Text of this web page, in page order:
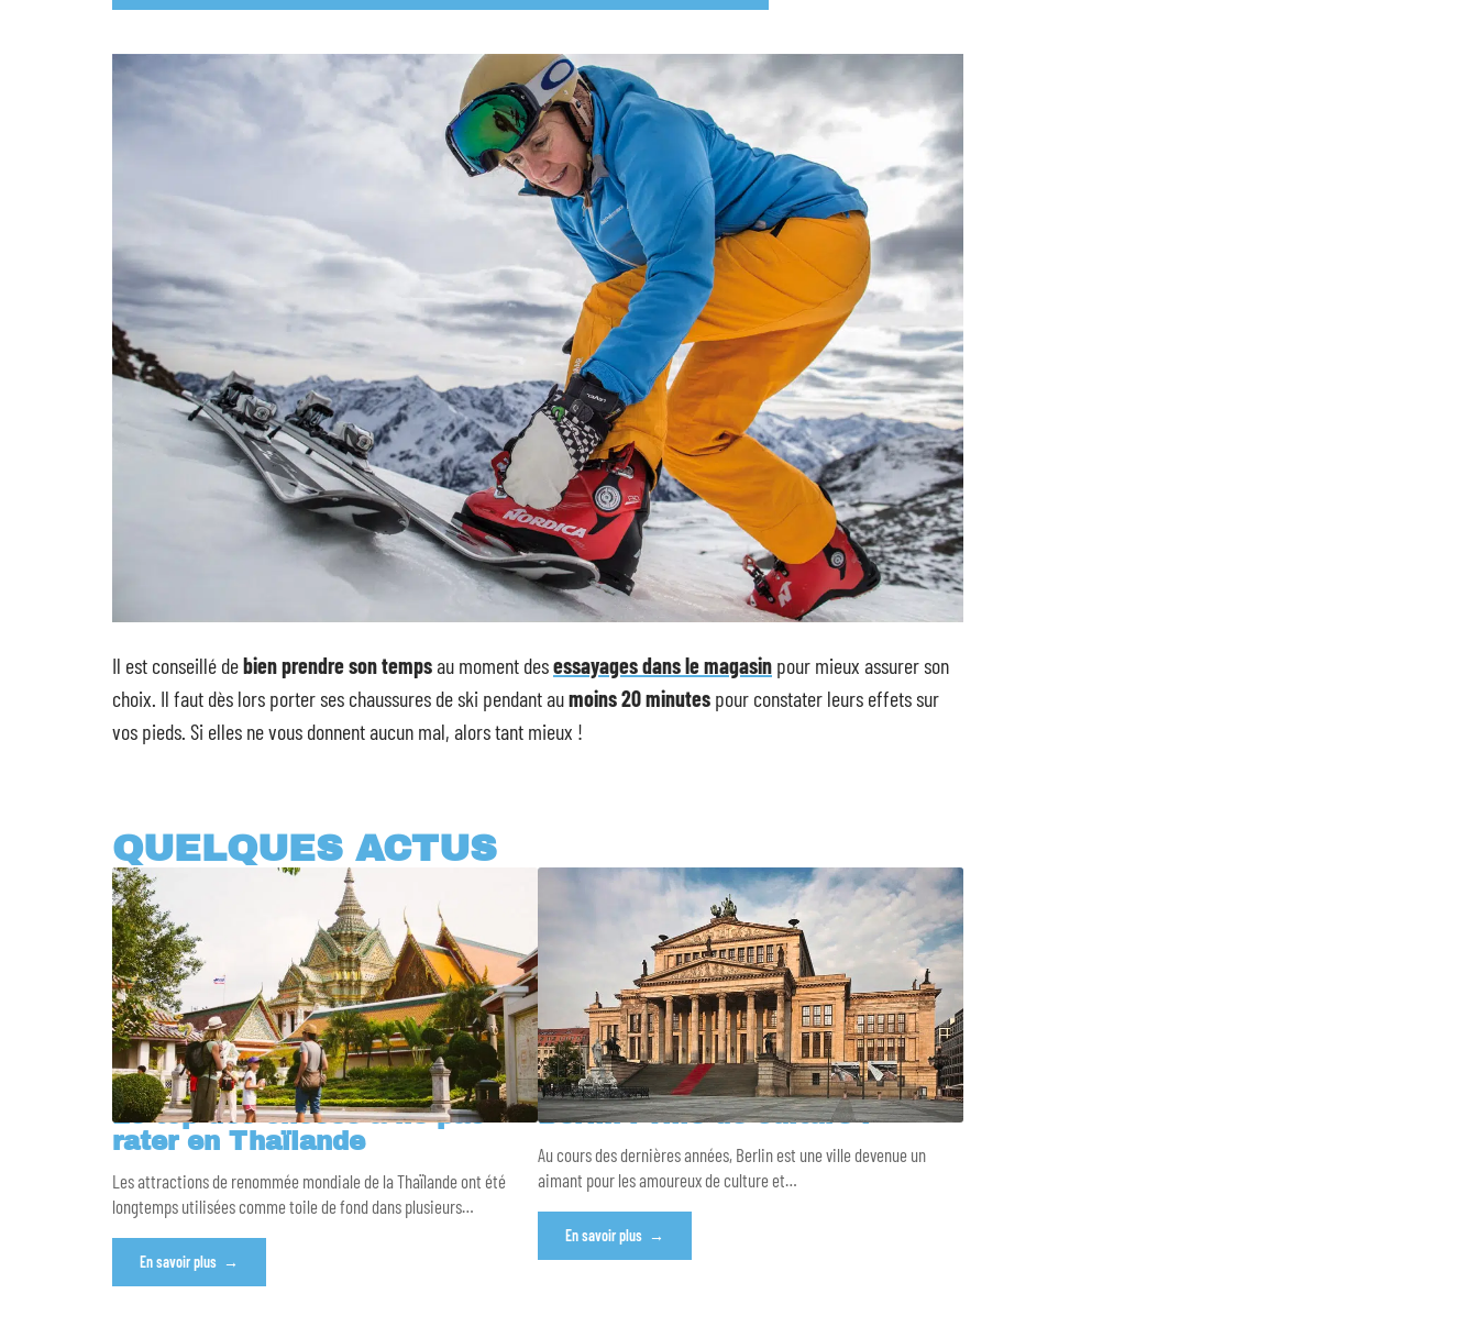
Il est conseillé debien prendre son tempsau moment desessayages dans le magasin pour mieux assurer son
choix. Il faut dès lors porter ses chaussures de ski pendant aumoins 20 minutes pour constater leurs effets sur
vos pieds. Si elles ne vous donnent aucun mal, alors tant mieux !
QUELQUES ACTUS
Le top des choses à ne pas
rater en Thaïlande
Les attractions de renommée mondiale de la Thaïlande ont été
longtemps utilisées comme toile de fond dans plusieurs…
En savoir plus
Berlin : ville de culture !
Au cours des dernières années, Berlin est une ville devenue un
aimant pour les amoureux de culture et…
En savoir plus